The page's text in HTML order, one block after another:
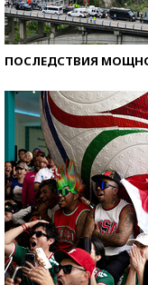
ПОСЛЕДСТВИЯ